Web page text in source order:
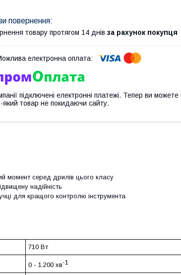
товару протягом 14 днів за рахунок покупця
підключені електронні платежі. Тепер ви можете
який товар не покидаючи сайту.
момент серед дрилів цього класу
надійність
для кращого контролю інструмента
710 Вт
0 - 1.200 хв-1